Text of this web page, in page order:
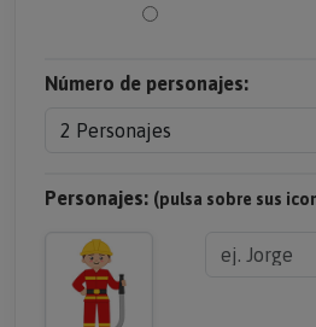
Número de personajes:
Personajes: (pulsa sobre sus